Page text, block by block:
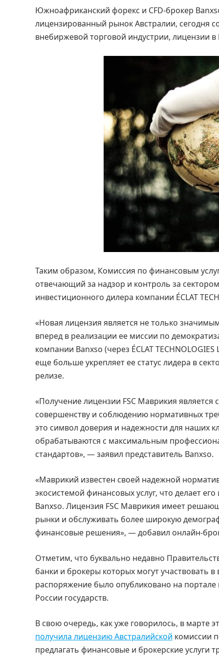
Южноафриканский форекс и CFD-брокер
лицензированный рынок Австралии, сегодня
внебиржевой торговой индустрии, лицензии
Таким образом, Комиссия по финансовым
отвечающий за надзор и контроль за
инвестиционного дилера компании ÉCLAT
«Новая лицензия является не только
вперед в реализации ее миссии по
компании Banxso (через ÉCLAT
еще больше укрепляет ее статус лидера в
релизе.
«Получение лицензии FSC Маврикия
совершенству и соблюдению нормативных
это символ доверия и надежности для наших
обрабатываются с максимальным
стандартов», — заявил представитель Banxso.
«Маврикий известен своей надежной
экосистемой финансовых услуг, что делает
Banxso. Лицензия FSC Маврикия имеет
рынки и обслуживать более широкую
финансовые решения», — добавил онлайн-
Отметим, что буквально недавно
банки и брокеры которых могут участвовать
распоряжение было опубликовано на
России государств.
В свою очередь, как уже говорилось, в марте
получила лицензию Австралийской комиссии
предлагать финансовые и брокерские услуги